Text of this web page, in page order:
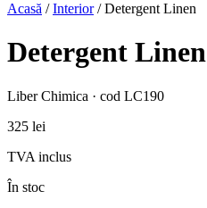
Acasă /Interior/Detergent Linen
Detergent Linen
Liber Chimica · cod LC190
325 lei
TVA inclus
În stoc